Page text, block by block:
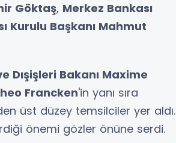
Göktaş, Merkez Bankası
Kurulu Başkanı Mahmut
Dışişleri Bakanı Maxime
Francken'in yanı sıra
üst düzey temsilciler yer aldı.
önemi gözler önüne serdi.